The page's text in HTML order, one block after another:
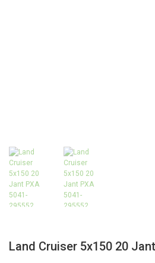
Land Cruiser 5x150 20